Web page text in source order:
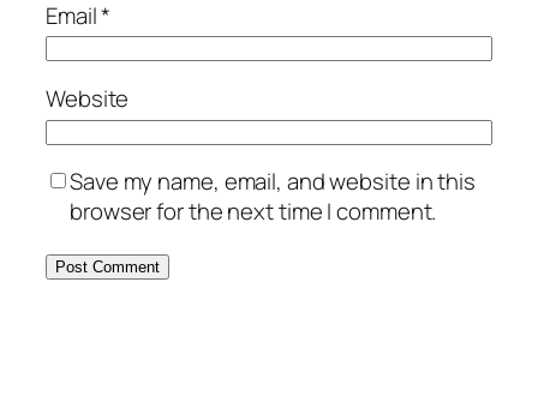
Email*
Website
Save my name, email, and website in this
browser for the next time I comment.